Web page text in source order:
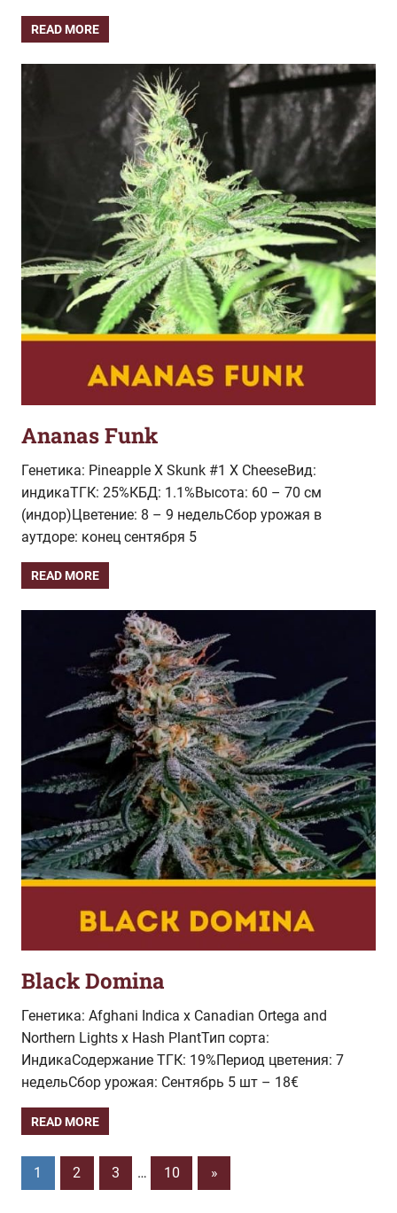
READ MORE
Ananas Funk
Генетика: Pineapple X Skunk #1 X CheeseВид:
индикаТГК: 25%КБД: 1.1%Высота: 60 – 70 см
(индор)Цветение: 8 – 9 недельСбор урожая в
аутдоре: конец сентября 5
READ MORE
Black Domina
Генетика: Afghani Indica x Canadian Ortega and
Northern Lights x Hash PlantТип сорта:
ИндикаСодержание ТГК: 19%Период цветения: 7
недельСбор урожая: Сентябрь 5 шт – 18€
READ MORE
Pagination
1 2 3 … 10
Next
Posts
»